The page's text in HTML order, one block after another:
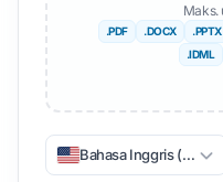
Maks.
.PDF .DOCX .PPTX
.IDML
Bahasa Inggris (Inggris)